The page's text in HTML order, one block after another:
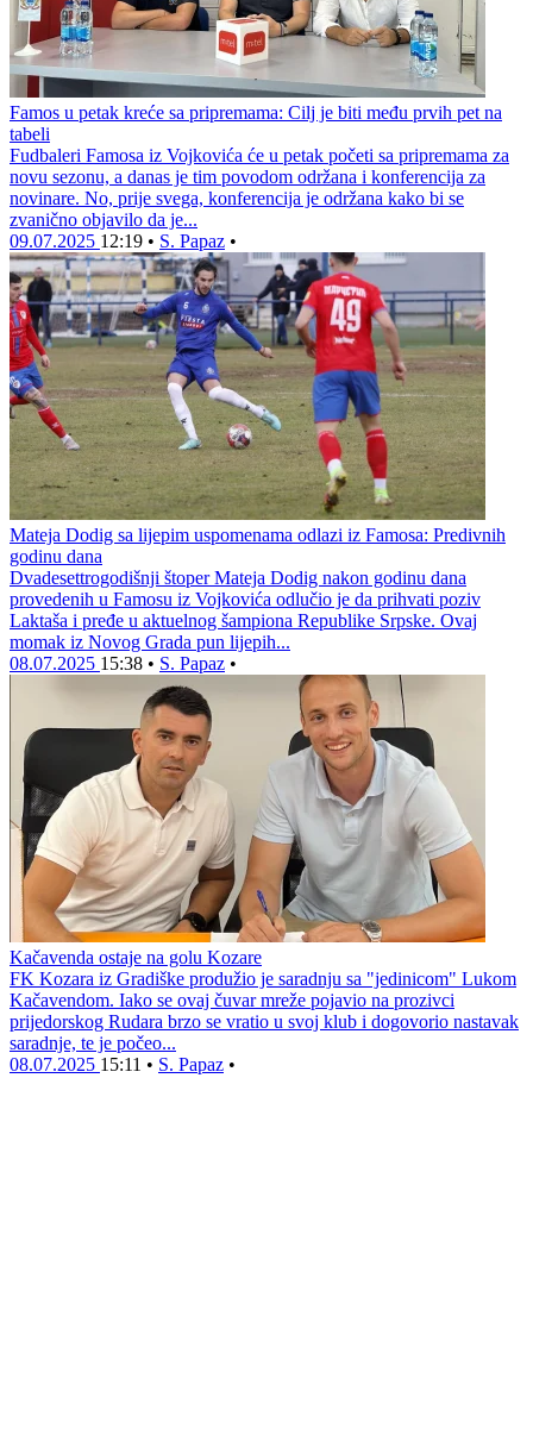
Famos u petak kreće sa pripremama: Cilj je biti među prvih pet na
tabeli
Fudbaleri Famosa iz Vojkovića će u petak početi sa pripremama za
novu sezonu, a danas je tim povodom održana i konferencija za
novinare. No, prije svega, konferencija je održana kako bi se
zvanično objavilo da je...
09.07.2025 12:19 • S. Papaz •
Mateja Dodig sa lijepim uspomenama odlazi iz Famosa: Predivnih
godinu dana
Dvadesettrogodišnji štoper Mateja Dodig nakon godinu dana
provedenih u Famosu iz Vojkovića odlučio je da prihvati poziv
Laktaša i pređe u aktuelnog šampiona Republike Srpske. Ovaj
momak iz Novog Grada pun lijepih...
08.07.2025 15:38 • S. Papaz •
Kačavenda ostaje na golu Kozare
FK Kozara iz Gradiške produžio je saradnju sa "jedinicom" Lukom
Kačavendom. Iako se ovaj čuvar mreže pojavio na prozivci
prijedorskog Rudara brzo se vratio u svoj klub i dogovorio nastavak
saradnje, te je počeo...
08.07.2025 15:11 • S. Papaz •